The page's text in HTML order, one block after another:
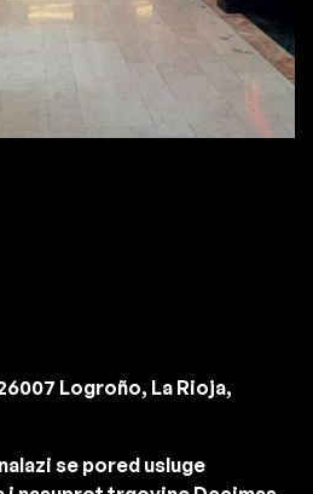
Logroño, La Rioja,
se pored usluge